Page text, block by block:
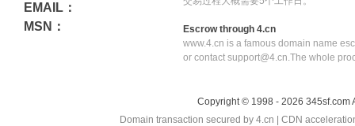
EMAIL：
MSN：
Escrow through 4.cn
www.4.cn is a famous domain name
or contact support@4.cn.The whole
Copyright © 1998 - 2026 345sf.com
Domain transaction secured by 4.cn | CDN